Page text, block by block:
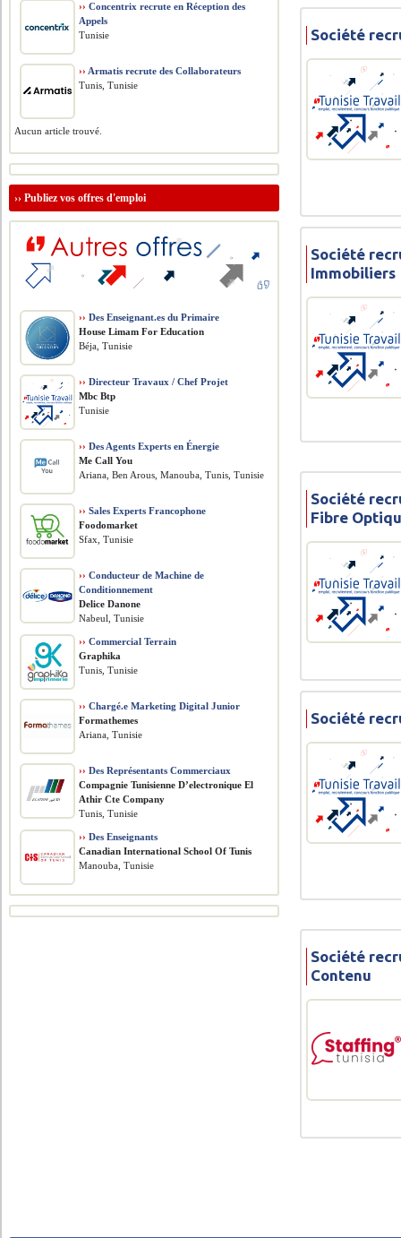
Société
Société
Immobiliers
Société
Fibre
Société
Société
Contenu
›› Concentrix recrute en Réception des
Appels
Tunisie
›› Armatis recrute des Collaborateurs
Tunis, Tunisie
Aucun article trouvé.
››Publiez vos offres d'emploi
›› Des Enseignant.es du Primaire
House Limam For Education
Béja, Tunisie
›› Directeur Travaux / Chef Projet
Mbc Btp
Tunisie
›› Des Agents Experts en Énergie
Me Call You
Ariana, Ben Arous, Manouba, Tunis, Tunisie
›› Sales Experts Francophone
Foodomarket
Sfax, Tunisie
›› Conducteur de Machine de
Conditionnement
Delice Danone
Nabeul, Tunisie
›› Commercial Terrain
Graphika
Tunis, Tunisie
›› Chargé.e Marketing Digital Junior
Formathemes
Ariana, Tunisie
›› Des Représentants Commerciaux
Compagnie Tunisienne D’electronique El
Athir Cte Company
Tunis, Tunisie
›› Des Enseignants
Canadian International School Of Tunis
Manouba, Tunisie